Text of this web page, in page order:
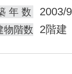
年 数
2003/
物階数 2階建